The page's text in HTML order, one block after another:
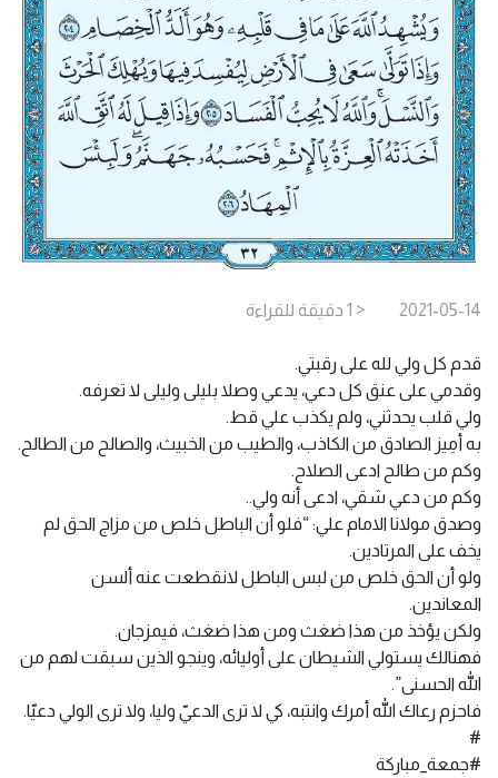
2021-05-14
< 1 دقيقة للقراءة
قدم كل ولي لله على رقبتي.
وقدمي على عنق كل دعي، يدعي وصلا بليلى وليلى لا تعرفه.
ولي قلب يحدثني، ولم يكذب علي قط.
به أمِيز الصادق من الكاذب، والطيب من الخبيث، والصالح من الطالح.
وكم من طالح ادعى الصلاح.
وكم من دعي شقي، ادعى أنه ولي..
وصدق مولانا الامام علي: “فلو أن الباطل خلص من مزاج الحق لم
يخف على المرتادين.
ولو أن الحق خلص من لبس الباطل لانقطعت عنه ألسن
المعاندين.
ولكن يؤخذ من هذا ضغث ومن هذا ضغث، فيمزجان.
فهنالك يستولي الشيطان على أوليائه، وينجو الذين سبقت لهم من
الله الحسنى”.
فاحزم رعاك الله أمرك وانتبه، كي لا ترى الدعيّ وليا، ولا ترى الولي دعيّا.
#
#جمعة_مباركة